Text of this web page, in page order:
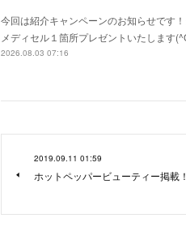
今回は紹介キャンペーンのお知らせです
メディセル１箇所プレゼントいたします
2026.08.03 07:16
2019.09.11 01:59
ホットペッパービューティー掲載！